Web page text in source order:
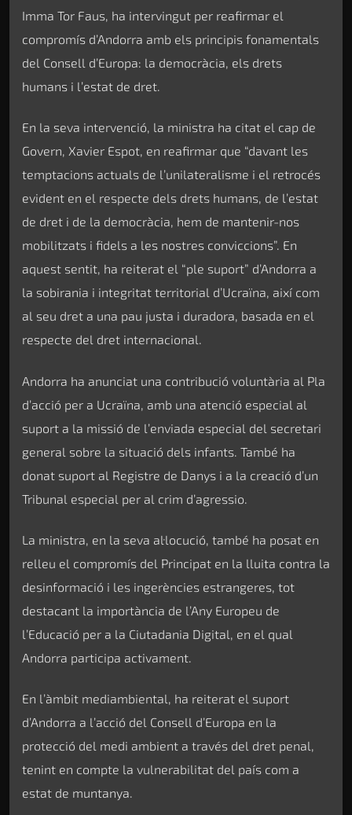
Imma Tor Faus, ha intervingut per reafirmar el
compromís d’Andorra amb els principis fonamentals
del Consell d’Europa: la democràcia, els drets
humans i l’estat de dret.
En la seva intervenció, la ministra ha citat el cap de
Govern, Xavier Espot, en reafirmar que “davant les
temptacions actuals de l’unilateralisme i el retrocés
evident en el respecte dels drets humans, de l’estat
de dret i de la democràcia, hem de mantenir-nos
mobilitzats i fidels a les nostres conviccions”. En
aquest sentit, ha reiterat el “ple suport” d’Andorra a
la sobirania i integritat territorial d’Ucraïna, així com
al seu dret a una pau justa i duradora, basada en el
respecte del dret internacional.
Andorra ha anunciat una contribució voluntària al Pla
d’acció per a Ucraïna, amb una atenció especial al
suport a la missió de l’enviada especial del secretari
general sobre la situació dels infants. També ha
donat suport al Registre de Danys i a la creació d’un
Tribunal especial per al crim d’agressio.
La ministra, en la seva al·locució, també ha posat en
relleu el compromís del Principat en la lluita contra la
desinformació i les ingerències estrangeres, tot
destacant la importància de l’Any Europeu de
l’Educació per a la Ciutadania Digital, en el qual
Andorra participa activament.
En l’àmbit mediambiental, ha reiterat el suport
d’Andorra a l’acció del Consell d’Europa en la
protecció del medi ambient a través del dret penal,
tenint en compte la vulnerabilitat del país com a
estat de muntanya.